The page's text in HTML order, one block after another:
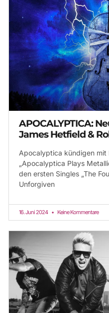
APOCALYPTICA:
James Hetfield &
Apocalyptica kündigen
„Apocalyptica Plays
den ersten Singles „The
Unforgiven
16. Juni 2024 Keine Kommentare